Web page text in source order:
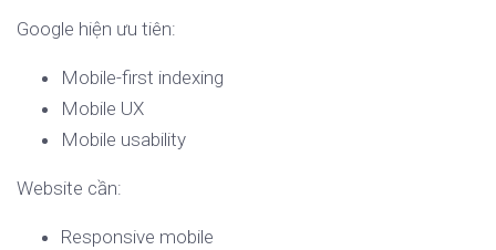
Google hiện ưu tiên:
Mobile-first indexing
Mobile UX
Mobile usability
Website cần:
Responsive mobile